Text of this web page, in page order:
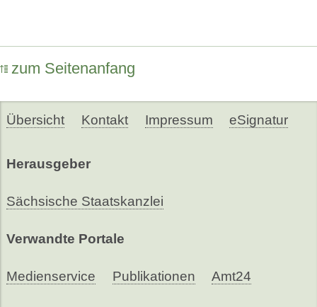
zum Seitenanfang
Übersicht Kontakt Impressum eSignatur
Herausgeber
Sächsische Staatskanzlei
Verwandte Portale
Medienservice Publikationen Amt24